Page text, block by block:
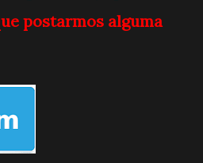
postarmos alguma